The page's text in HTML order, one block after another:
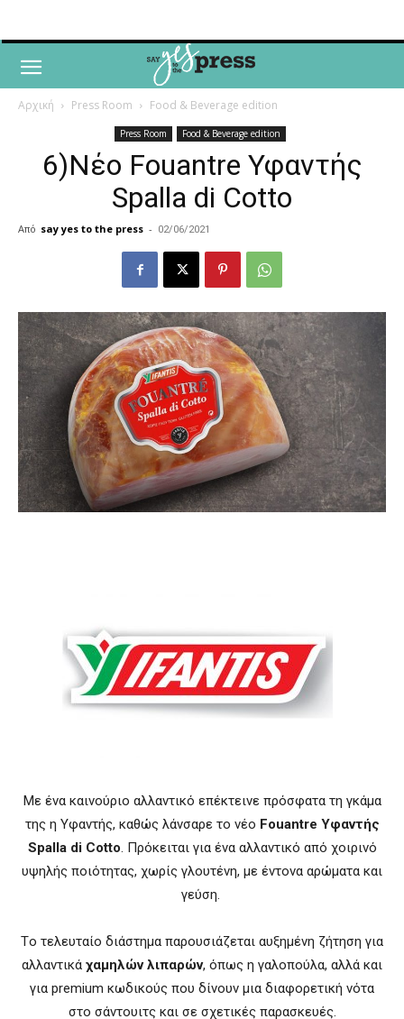
Αρχική Press Room Food & Beverage edition
Press Room Food & Beverage edition
6)Νέο Fouantre Υφαντής
Spalla di Cotto
Από say yes to the press - 02/06/2021
Με ένα καινούριο αλλαντικό επέκτεινε πρόσφατα τη γκάμα
της η Υφαντής, καθώς λάνσαρε το νέο Fouantre Υφαντής
Spalla di Cotto . Πρόκειται για ένα αλλαντικό από χοιρινό
υψηλής ποιότητας, χωρίς γλουτένη, με έντονα αρώματα και
γεύση.
Tο τελευταίο διάστημα παρουσιάζεται αυξημένη ζήτηση για
αλλαντικά χαμηλών λιπαρών, όπως η γαλοπούλα, αλλά και
για premium κωδικούς που δίνουν μια διαφορετική νότα
στο σάντουιτς και σε σχετικές παρασκευές.